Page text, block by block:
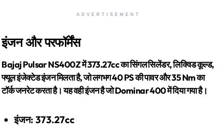
ADVERTISEMENT
इंजन और परफॉर्मेंस
Bajaj Pulsar NS400Z में 373.27cc का सिंगल सिलेंडर, लिक्विड कूल्ड,
फ्यूल इंजेक्टेड इंजन मिलता है, जो लगभग 40 PS की पावर और 35 Nm का
टॉर्क जनरेट करता है। यह वही इंजन है जो Dominar 400 में दिया गया है।
इंजन: 373.27cc